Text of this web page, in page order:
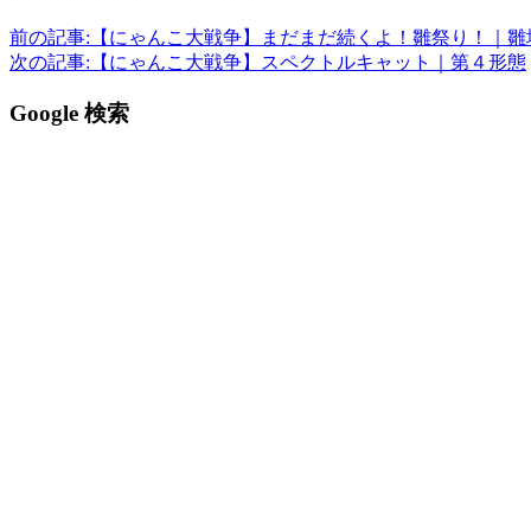
前の記事: 【にゃんこ大戦争】まだまだ続くよ！雛祭り！｜雛
次の記事: 【にゃんこ大戦争】スペクトルキャット｜第４形態
Google 検索